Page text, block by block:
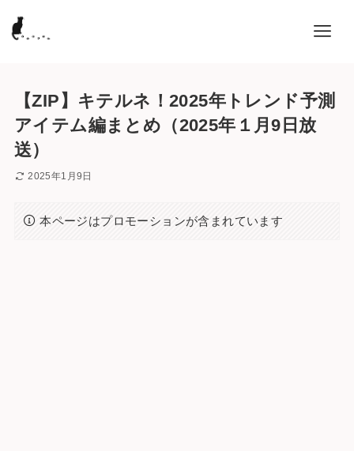
【ZIP】キテルネ！2025年トレンド予測
アイテム編まとめ（2025年１月9日放
送）
2025年1月9日
本ページはプロモーションが含まれています